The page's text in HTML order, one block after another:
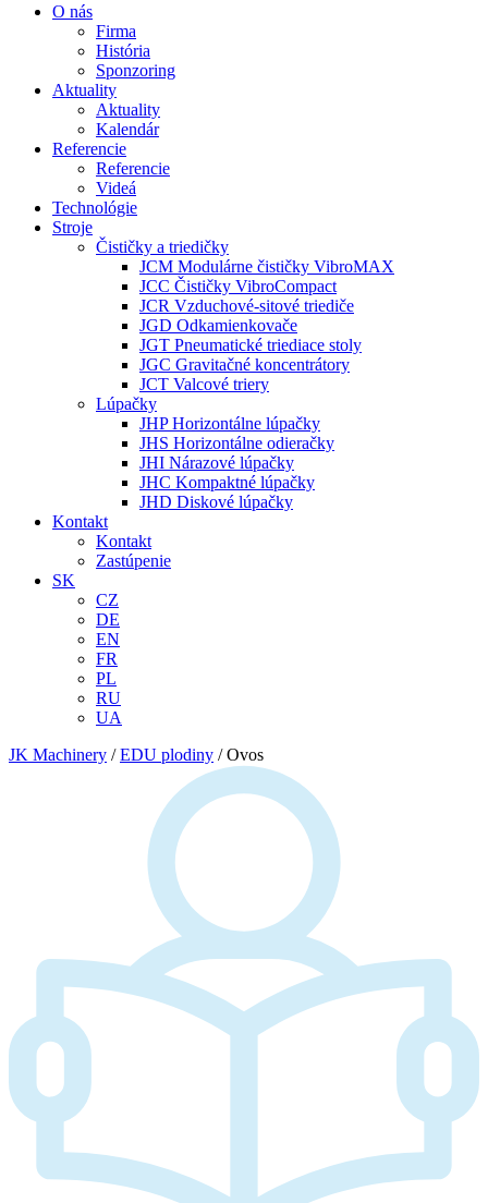
O nás
Firma
História
Sponzoring
Aktuality
Aktuality
Kalendár
Referencie
Referencie
Videá
Technológie
Stroje
Čističky a triedičky
JCM Modulárne čističky VibroMAX
JCC Čističky VibroCompact
JCR Vzduchové-sitové triediče
JGD Odkamienkovače
JGT Pneumatické triediace stoly
JGC Gravitačné koncentrátory
JCT Valcové triery
Lúpačky
JHP Horizontálne lúpačky
JHS Horizontálne odieračky
JHI Nárazové lúpačky
JHC Kompaktné lúpačky
JHD Diskové lúpačky
Kontakt
Kontakt
Zastúpenie
SK
CZ
DE
EN
FR
PL
RU
UA
JK Machinery /EDU plodiny /Ovos